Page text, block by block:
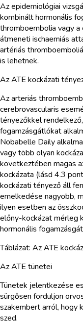
Az epidemiológiai
kombinált hormonális
thromboembolia vagy a
átmeneti ischaemiás
artériás
is lehetnek.
Az ATE kockázati
Az arteriás
cerebrovascularis
tényezőkkel
fogamzásgátlókat
Nobabelle Daily
vagy több olyan
következtében magas
kockázata (lásd 4.3
kockázati tényező áll
emelkedése nagyobb,
ilyen esetben az
előny-kockázat mérleg
hormonális
Táblázat: Az ATE
Az ATE tünetei
Tünetek jelentkezése
sürgősen forduljon
szakembert arról, hogy
szed.